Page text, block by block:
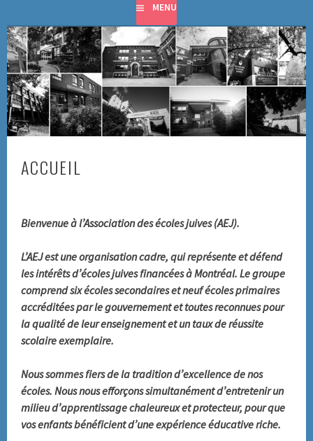
MENU
ACCUEIL
Bienvenue à l’Association des écoles juives (AEJ).
L’AEJ est une organisation cadre, qui représente et défend
les intérêts d’écoles juives financées à Montréal. Le groupe
comprend six écoles secondaires et neuf écoles primaires
accréditées par le gouvernement et toutes reconnues pour
la qualité de leur enseignement et un taux de réussite
scolaire exemplaire.
Nous sommes fiers de la tradition d’excellence de nos
écoles. Nous nous efforçons simultanément d’entretenir un
milieu d’apprentissage chaleureux et protecteur, pour que
vos enfants bénéficient d’une expérience éducative riche.